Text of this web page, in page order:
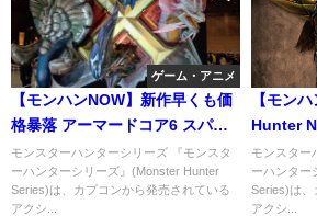
ゲーム・アニメ
【モンハンNOW】新作早くも価
格暴落 アーマードコア6 スパイ
ダーマン2
モンスターハンターシリーズ 『モンスタ
ーハンターシリーズ』(Monster Hunter
Series)は、カプコンから発売されている
アクシ...
【モン
Hunter
器＆基礎
モンスター
ーハンター
Series)は、
アクシ...